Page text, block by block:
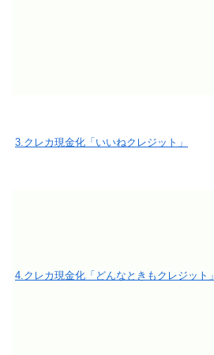
3.クレカ現金化「いいねクレジット」
4.クレカ現金化「どんなときもクレジット」